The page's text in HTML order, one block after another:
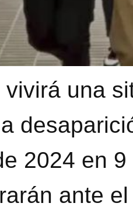
vivirá una
2024 en
ante